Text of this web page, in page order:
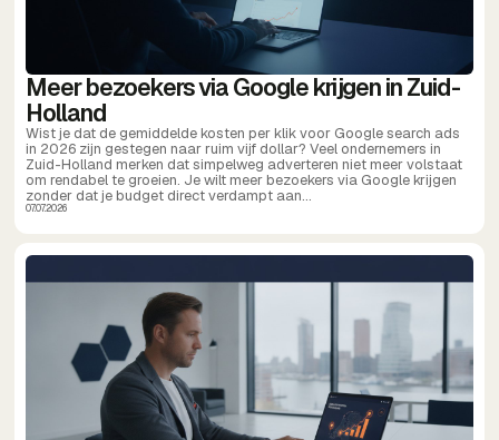
Meer bezoekers via Google krijgen in Zuid-
Holland
Wist je dat de gemiddelde kosten per klik voor Google search ads
in 2026 zijn gestegen naar ruim vijf dollar? Veel ondernemers in
Zuid-Holland merken dat simpelweg adverteren niet meer volstaat
om rendabel te groeien. Je wilt meer bezoekers via Google krijgen
zonder dat je budget direct verdampt aan...
07.07.2026